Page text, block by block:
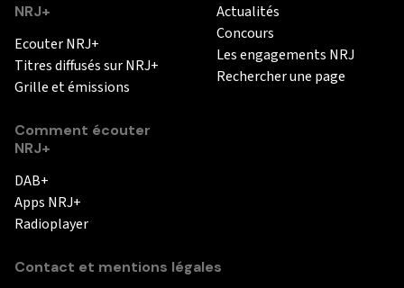
NRJ+
Ecouter NRJ+
Titres diffusés sur NRJ+
Grille et émissions
Comment écouter
NRJ+
DAB+
Apps NRJ+
Radioplayer
Actualités
Concours
Les engagements NRJ
Rechercher une page
Contact et mentions légales